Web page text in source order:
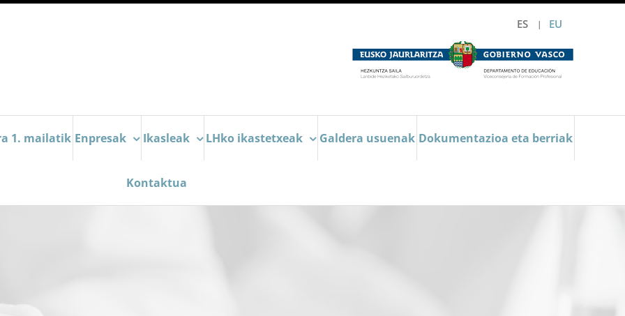
ES EU
1. mailatik Enpresak Ikasleak LHko ikastetxeak Galdera usuenak Dokumentazioa eta berriak
Kontaktua